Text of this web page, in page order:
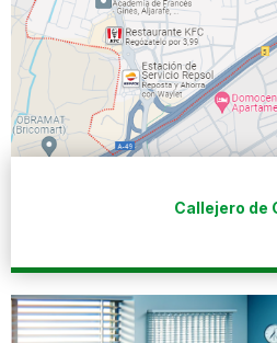
Callejero de